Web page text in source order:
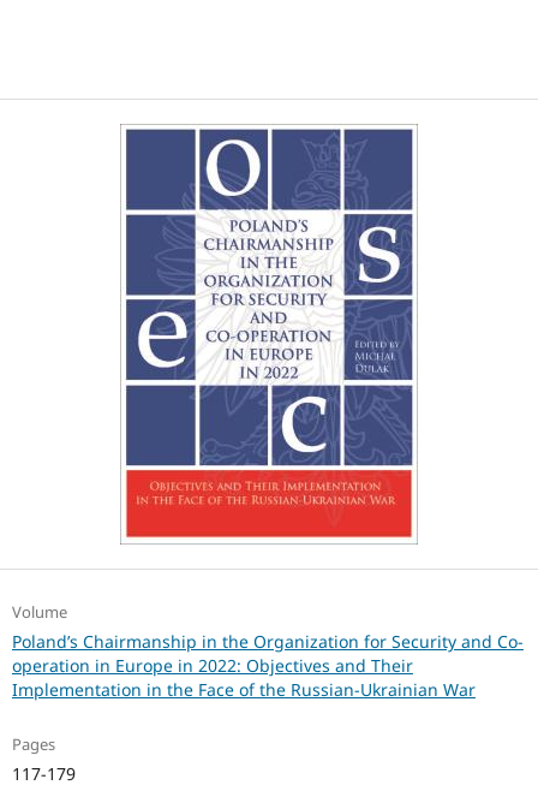
Volume
Poland’s Chairmanship in the Organization for Security and Co-
operation in Europe in 2022: Objectives and Their
Implementation in the Face of the Russian-Ukrainian War
Pages
117-179